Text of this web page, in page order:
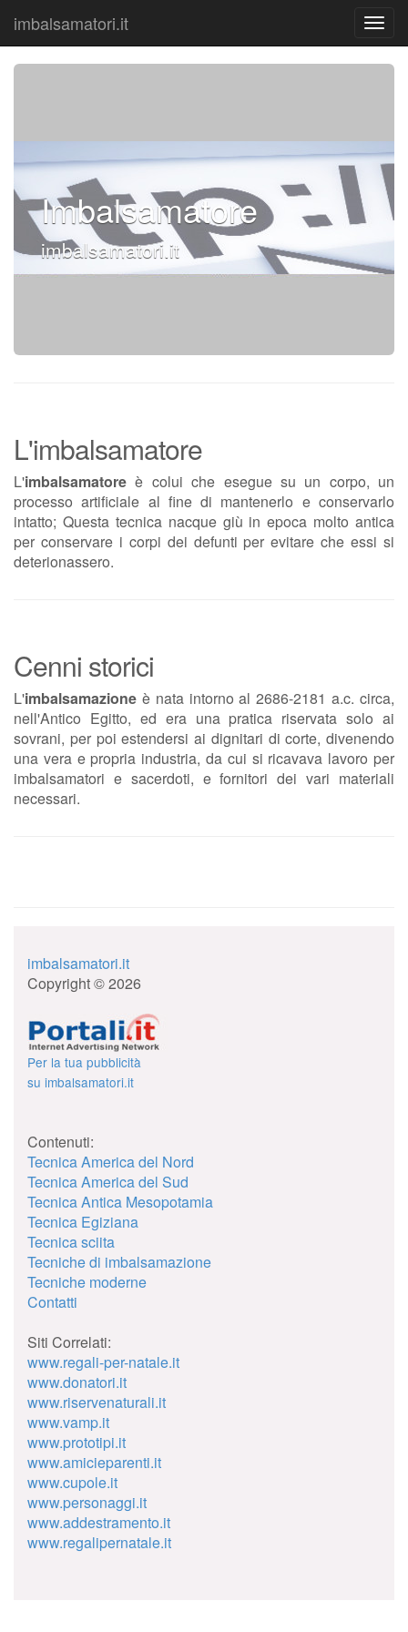
imbalsamatori.it
Imbalsamatore
imbalsamatori.it
L'imbalsamatore
L'imbalsamatore è colui che esegue su un corpo, un
processo artificiale al fine di mantenerlo e conservarlo
intatto; Questa tecnica nacque giù in epoca molto antica
per conservare i corpi dei defunti per evitare che essi si
deterionassero.
Cenni storici
L'imbalsamazione è nata intorno al 2686-2181 a.c. circa,
nell'Antico Egitto, ed era una pratica riservata solo ai
sovrani, per poi estendersi ai dignitari di corte, divenendo
una vera e propria industria, da cui si ricavava lavoro per
imbalsamatori e sacerdoti, e fornitori dei vari materiali
necessari.
imbalsamatori.it
Copyright © 2026
Per la tua pubblicità
su imbalsamatori.it
Contenuti:
Tecnica America del Nord
Tecnica America del Sud
Tecnica Antica Mesopotamia
Tecnica Egiziana
Tecnica sciita
Tecniche di imbalsamazione
Tecniche moderne
Contatti
Siti Correlati:
www.regali-per-natale.it
www.donatori.it
www.riservenaturali.it
www.vamp.it
www.prototipi.it
www.amicieparenti.it
www.cupole.it
www.personaggi.it
www.addestramento.it
www.regalipernatale.it